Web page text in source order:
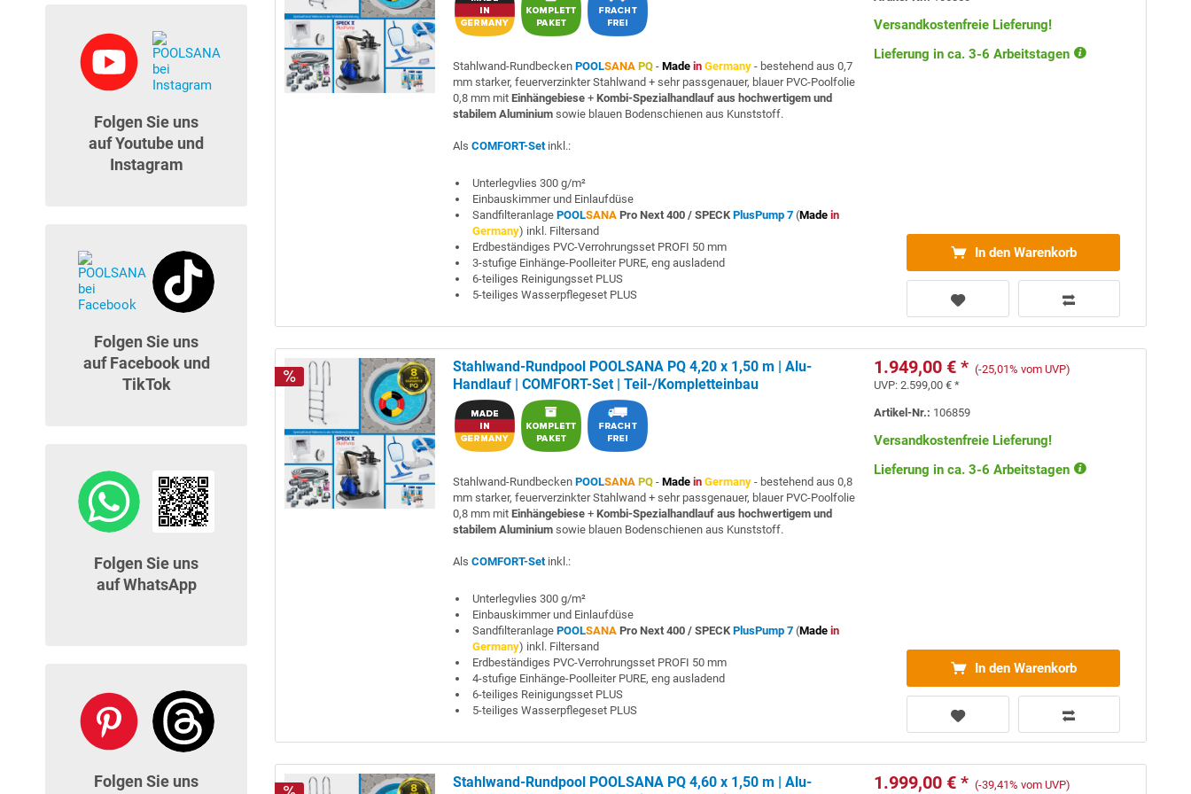
Folgen Sie uns
auf Youtube und
Instagram
Folgen Sie uns
auf Facebook und
TikTok
Folgen Sie uns
auf WhatsApp
Folgen Sie uns
Stahlwand-RundbeckenPOOLSANA PQ -Made in Germany - bestehend aus 0,7
mm starker, feuerverzinkter Stahlwand + sehr passgenauer, blauer PVC-Poolfolie
0,8 mm mitEinhängebiese +Kombi-Spezialhandlauf aus hochwertigem und
stabilem Aluminium sowie blauen Bodenschienen aus Kunststoff.
AlsCOMFORT-Setinkl.:
Unterlegvlies 300 g/m²
Einbauskimmer und Einlaufdüse
SandfilteranlagePOOLSANA Pro Next 400 / SPECK PlusPump 7 (Made in
Germany) inkl. Filtersand
Erdbeständiges PVC-Verrohrungsset PROFI 50 mm
3-stufige Einhänge-Poolleiter PURE, eng ausladend
6-teiliges Reinigungsset PLUS
5-teiliges Wasserpflegeset PLUS
Versandkostenfreie Lieferung!
Lieferung in ca. 3-6 Arbeitstagen
In den Warenkorb
Stahlwand-Rundpool POOLSANA PQ 4,20 x 1,50 m | Alu-
Handlauf | COMFORT-Set | Teil-/Kompletteinbau
Stahlwand-RundbeckenPOOLSANA PQ -Made in Germany - bestehend aus 0,8
mm starker, feuerverzinkter Stahlwand + sehr passgenauer, blauer PVC-Poolfolie
0,8 mm mitEinhängebiese +Kombi-Spezialhandlauf aus hochwertigem und
stabilem Aluminium sowie blauen Bodenschienen aus Kunststoff.
AlsCOMFORT-Setinkl.:
Unterlegvlies 300 g/m²
Einbauskimmer und Einlaufdüse
SandfilteranlagePOOLSANA Pro Next 400 / SPECK PlusPump 7 (Made in
Germany) inkl. Filtersand
Erdbeständiges PVC-Verrohrungsset PROFI 50 mm
4-stufige Einhänge-Poolleiter PURE, eng ausladend
6-teiliges Reinigungsset PLUS
5-teiliges Wasserpflegeset PLUS
1.949,00 € * (-25,01% vom UVP)
UVP:2.599,00 € *
Artikel-Nr.: 106859
Versandkostenfreie Lieferung!
Lieferung in ca. 3-6 Arbeitstagen
In den Warenkorb
Stahlwand-Rundpool POOLSANA PQ 4,60 x 1,50 m | Alu-
1.999,00 € * (-39,41% vom UVP)